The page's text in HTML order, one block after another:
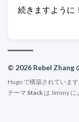
続きますように！
© 2026 Rebel Zhang
Hugoで構築されています
テーマ Stack は Jimmy に